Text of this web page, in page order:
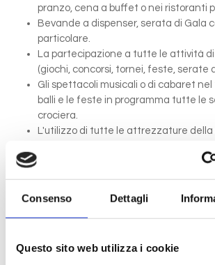
Consenso Dettagli
Questo sito web utilizza i cookie
pranzo, cena a buffet o nei ristoranti
Bevande a dispenser, serata di Gala
particolare.
La partecipazione a tutte le attività
(giochi, concorsi, tornei, feste, serate
Gli spettacoli musicali o di cabaret nel
balli e le feste in programma tutte le
crociera.
L'utilizzo di tutte le attrezzature della
La quota non comprende
Assicurazione multirischi.